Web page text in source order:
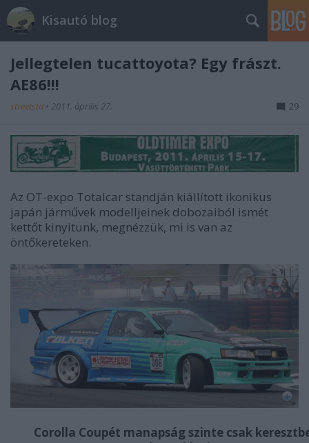
Kisautó blog
Jellegtelen tucattoyota? Egy frászt.
AE86!!!
streetsta • 2011. április 27. 29
Az OT-expo Totalcar standján kiállított ikonikus
japán járművek modelljeinek dobozaiból ismét
kettőt kinyitunk, megnézzük, mi is van az
öntőkereteken.
Corolla Coupét manapság szinte csak